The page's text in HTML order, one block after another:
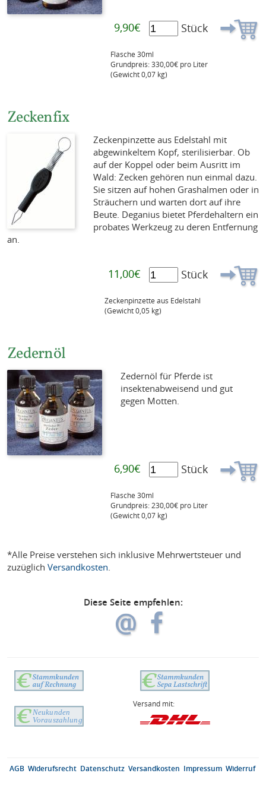
9,90€ Stück
Flasche 30ml
Grundpreis: 330,00€ pro Liter
(Gewicht 0,07 kg)
Zeckenfix
Zeckenpinzette aus Edelstahl mit
abgewinkeltem Kopf, sterilisierbar. Ob
auf der Koppel oder beim Ausritt im
Wald: Zecken gehören nun einmal dazu.
Sie sitzen auf hohen Grashalmen oder in
Sträuchern und warten dort auf ihre
Beute. Deganius bietet Pferdehaltern ein
probates Werkzeug zu deren Entfernung
an.
11,00€ Stück
Zeckenpinzette aus Edelstahl
(Gewicht 0,05 kg)
Zedernöl
Zedernöl für Pferde ist
insektenabweisend und gut
gegen Motten.
6,90€ Stück
Flasche 30ml
Grundpreis: 230,00€ pro Liter
(Gewicht 0,07 kg)
*Alle Preise verstehen sich inklusive Mehrwertsteuer und
zuzüglichVersandkosten.
Diese Seite empfehlen:
Versand mit:
AGB Widerufsrecht Datenschutz Versandkosten Impressum Widerruf